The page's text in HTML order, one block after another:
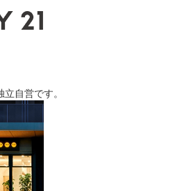
自営です。